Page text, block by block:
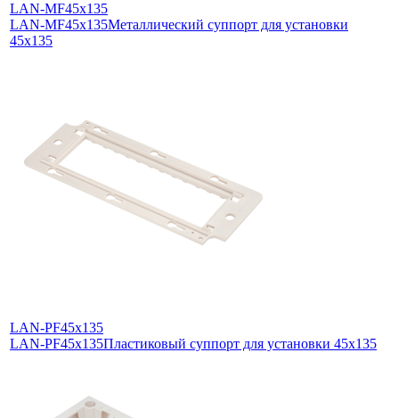
LAN-MF45x135
LAN-MF45x135Металлический суппорт для установки
45х135
LAN-PF45x135
LAN-PF45x135Пластиковый суппорт для установки 45х135